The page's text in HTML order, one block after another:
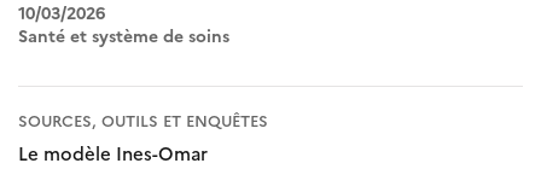
10/03/2026
Santé et système de soins
SOURCES, OUTILS ET ENQUÊTES
Le modèle Ines-Omar